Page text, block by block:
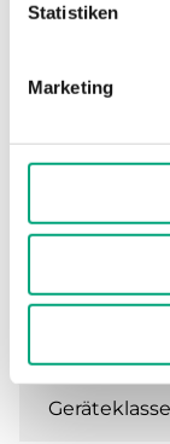
Statistiken
Marketing
Max.
Geräteklasse